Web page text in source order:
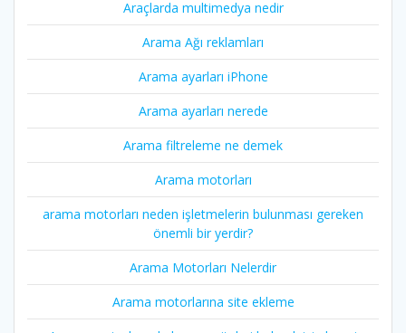
Araçlarda multimedya nedir
Arama Ağı reklamları
Arama ayarları iPhone
Arama ayarları nerede
Arama filtreleme ne demek
Arama motorları
arama motorları neden işletmelerin bulunması gereken
önemli bir yerdir?
Arama Motorları Nelerdir
Arama motorlarına site ekleme